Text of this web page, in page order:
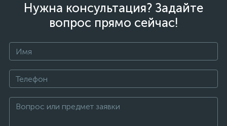
Нужна консультация? Задайте
вопрос прямо сейчас!